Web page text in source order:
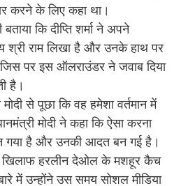
करने के लिए कहा था।
कि दीप्ति शर्मा ने अपने
श्री राम लिखा है और उनके हाथ पर
पर इस ऑलराउंडर ने जवाब दिया
है।
से पूछा कि वह हमेशा वर्तमान में
मोदी ने कहा कि ऐसा करना
गया है और उनकी आदत बन गई है।
खिलाफ हरलीन देओल के मशहूर कैच
में उन्होंने उस समय सोशल मीडिया